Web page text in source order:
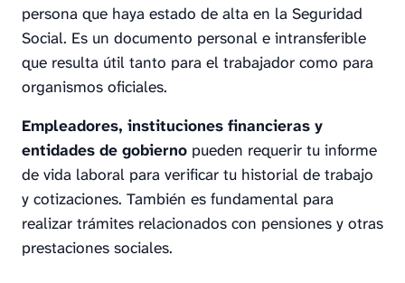
persona que haya estado de alta en la Seguridad
Social. Es un documento personal e intransferible
que resulta útil tanto para el trabajador como para
organismos oficiales.
Empleadores, instituciones financieras y
entidades de gobierno pueden requerir tu informe
de vida laboral para verificar tu historial de trabajo
y cotizaciones. También es fundamental para
realizar trámites relacionados con pensiones y otras
prestaciones sociales.